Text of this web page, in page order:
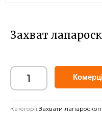
Захват
Категорії Захвати